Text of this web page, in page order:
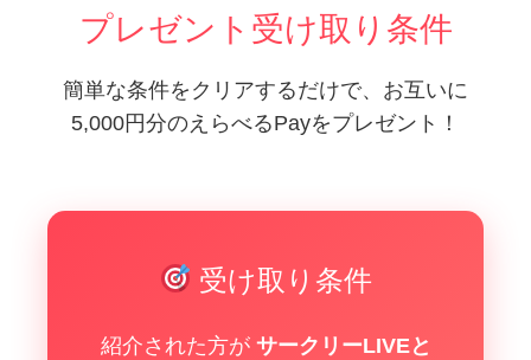
プレゼント受け取り条件
簡単な条件をクリアするだけで、お互いに
5,000円分のえらべるPayをプレゼント！
受け取り条件
紹介された方が サークリーLIVEと